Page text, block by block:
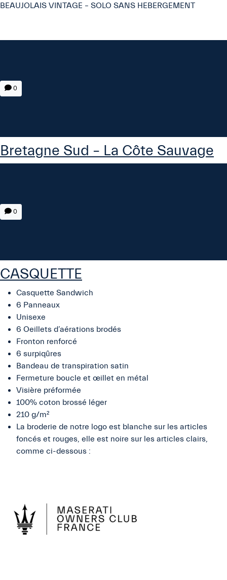
BEAUJOLAIS VINTAGE – SOLO SANS HEBERGEMENT
0
Bretagne Sud – La Côte Sauvage
0
CASQUETTE
Casquette Sandwich
6 Panneaux
Unisexe
6 Oeillets d’aérations brodés
Fronton renforcé
6 surpiqûres
Bandeau de transpiration satin
Fermeture boucle et œillet en métal
Visière préformée
100% coton brossé léger
210 g/m²
La broderie de notre logo est blanche sur les articles
foncés et rouges, elle est noire sur les articles clairs,
comme ci-dessous :